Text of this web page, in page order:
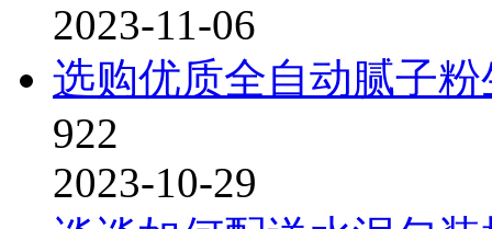
2023-11-06
选购优质全自动腻子
922
2023-10-29